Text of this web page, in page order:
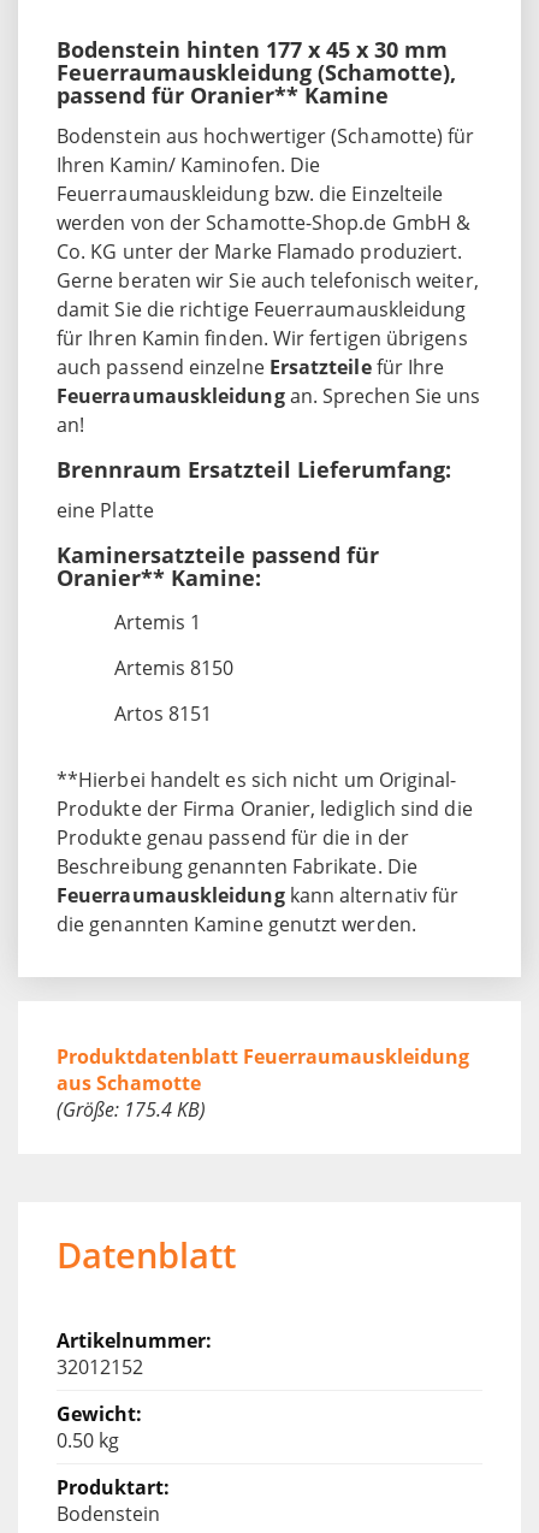
Bodenstein hinten 177 x 45 x 30 mm
Feuerraumauskleidung (Schamotte),
passend für Oranier** Kamine
Bodenstein aus hochwertiger (Schamotte) für
Ihren Kamin/ Kaminofen. Die
Feuerraumauskleidung bzw. die Einzelteile
werden von der Schamotte-Shop.de GmbH &
Co. KG unter der Marke Flamado produziert.
Gerne beraten wir Sie auch telefonisch weiter,
damit Sie die richtige Feuerraumauskleidung
für Ihren Kamin finden. Wir fertigen übrigens
auch passend einzelne Ersatzteilefür Ihre
Feuerraumauskleidungan. Sprechen Sie uns
an!
Brennraum Ersatzteil Lieferumfang:
eine Platte
Kaminersatzteile passend für
Oranier** Kamine:
Artemis 1
Artemis 8150
Artos 8151
**Hierbei handelt es sich nicht um Original-
Produkte der Firma Oranier, lediglich sind die
Produkte genau passend für die in der
Beschreibung genannten Fabrikate. Die
Feuerraumauskleidungkann alternativ für
die genannten Kamine genutzt werden.
Produktdatenblatt Feuerraumauskleidung
aus Schamotte
(Größe: 175.4 KB)
Datenblatt
32012152
0.50 kg
Bodenstein